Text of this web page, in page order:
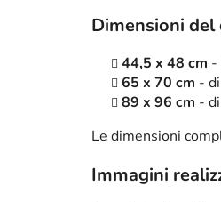
Dimensioni del
44,5 x 48 cm -
65 x 70 cm -
89 x 96 cm -
Le dimensioni
Immagini